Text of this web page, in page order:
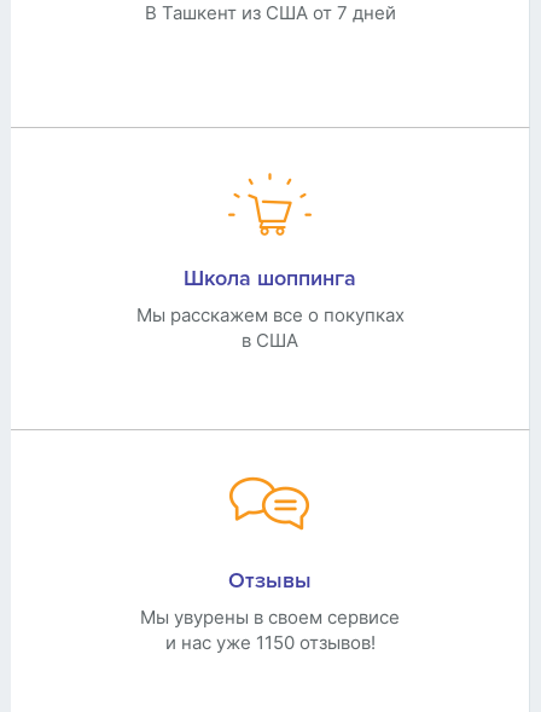
В Ташкент из США от 7 дней
Школа шоппинга
Мы расскажем все о покупках
в США
Отзывы
Мы увурены в своем сервисе
и нас уже 1150 отзывов!